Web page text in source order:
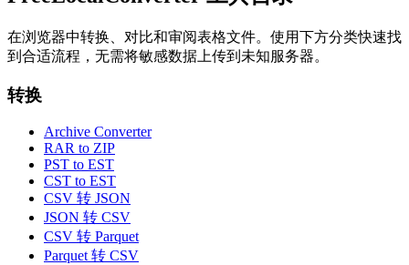
在浏览器中转换、对比和审阅表格文件。使用下方分类快速找
到合适流程，无需将敏感数据上传到未知服务器。
转换
Archive Converter
RAR to ZIP
PST to EST
CST to EST
CSV 转 JSON
JSON 转 CSV
CSV 转 Parquet
Parquet 转 CSV